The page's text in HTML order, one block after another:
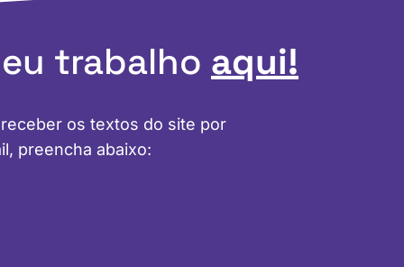
trabalho aqui!
os textos do site por
preencha abaixo: